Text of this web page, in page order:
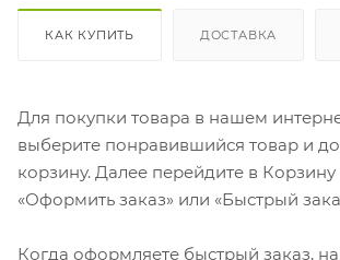
КАК КУПИТЬ ДОСТАВКА
Для покупки товара в нашем
выберите понравившийся товар и
корзину. Далее перейдите в
«Оформить заказ» или «Быстрый
Когда оформляете быстрый заказ,